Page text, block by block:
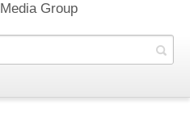
Group